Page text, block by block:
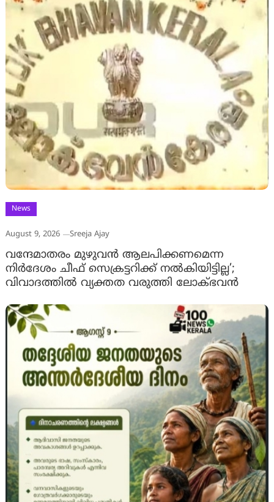
News
August 9, 2026 Sreeja Ajay
വന്ദേമാതരം മുഴുവൻ ആലപിക്കണമെന്ന
നിർദേശം ചീഫ് സെക്രട്ടറിക്ക് നൽകിയിട്ടില്ല’;
വിവാദത്തിൽ വ്യക്തത വരുത്തി ലോക്ഭവൻ